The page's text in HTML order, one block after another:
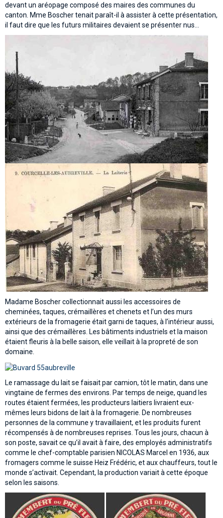
devant un aréopage composé des maires des communes du
canton. Mme Boscher tenait paraît-il à assister à cette présentation,
il faut dire que les futurs militaires devaient se présenter nus…
Madame Boscher collectionnait aussi les accessoires de
cheminées, taques, crémaillères et chenets et l’un des murs
extérieurs de la fromagerie était garni de taques, à l’intérieur aussi,
ainsi que des crémaillères. Les bâtiments industriels et la maison
étaient fleuris à la belle saison, elle veillait à la propreté de son
domaine.
Le ramassage du lait se faisait par camion, tôt le matin, dans une
vingtaine de fermes des environs. Par temps de neige, quand les
routes étaient fermées, les producteurs laitiers livraient eux-
mêmes leurs bidons de lait à la fromagerie. De nombreuses
personnes de la commune y travaillaient, et les produits furent
récompensés à de nombreuses reprises. Tous les jours, chacun à
son poste, savait ce qu’il avait à faire, des employés administratifs
comme le chef-comptable parisien NICOLAS Marcel en 1936, aux
fromagers comme le suisse Heiz Frédéric, et aux chauffeurs, tout le
monde s’activait. Cependant, la production variait à cette époque
selon les saisons.